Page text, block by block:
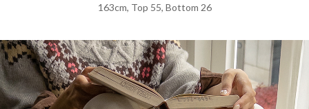
163cm, Top 55, Bottom 26